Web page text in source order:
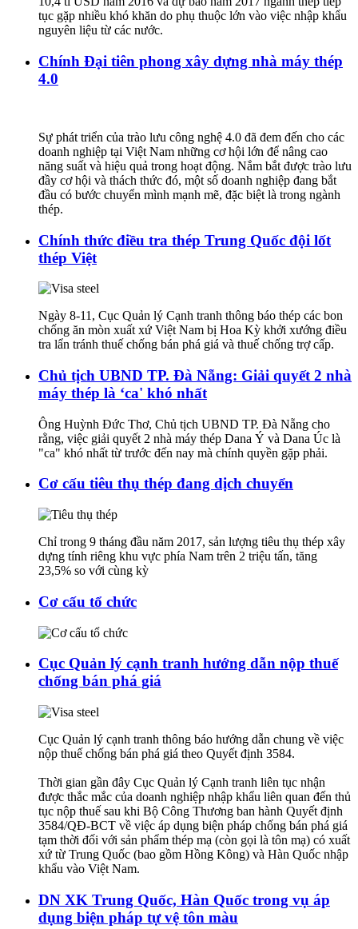
tục gặp nhiều khó khăn do phụ thuộc lớn vào việc nhập khẩu
nguyên liệu từ các nước.
Chính Đại tiên phong xây dựng nhà máy thép
4.0
Sự phát triển của trào lưu công nghệ 4.0 đã đem đến cho các
doanh nghiệp tại Việt Nam những cơ hội lớn để nâng cao
năng suất và hiệu quả trong hoạt động. Nắm bắt được trào lưu
đầy cơ hội và thách thức đó, một số doanh nghiệp đang bắt
đầu có bước chuyển mình mạnh mẽ, đặc biệt là trong ngành
thép.
Chính thức điều tra thép Trung Quốc đội lốt
thép Việt
Ngày 8-11, Cục Quản lý Cạnh tranh thông báo thép các bon
chống ăn mòn xuất xứ Việt Nam bị Hoa Kỳ khởi xướng điều
tra lẩn tránh thuế chống bán phá giá và thuế chống trợ cấp.
Chủ tịch UBND TP. Đà Nẵng: Giải quyết 2 nhà
máy thép là ‘ca' khó nhất
Ông Huỳnh Đức Thơ, Chủ tịch UBND TP. Đà Nẵng cho
rằng, việc giải quyết 2 nhà máy thép Dana Ý và Dana Úc là
"ca" khó nhất từ trước đến nay mà chính quyền gặp phải.
Cơ cấu tiêu thụ thép đang dịch chuyển
Chỉ trong 9 tháng đầu năm 2017, sản lượng tiêu thụ thép xây
dựng tính riêng khu vực phía Nam trên 2 triệu tấn, tăng
23,5% so với cùng kỳ
Cơ cấu tổ chức
Cục Quản lý cạnh tranh hướng dẫn nộp thuế
chống bán phá giá
Cục Quản lý cạnh tranh thông báo hướng dẫn chung về việc
nộp thuế chống bán phá giá theo Quyết định 3584.
Thời gian gần đây Cục Quản lý Cạnh tranh liên tục nhận
được thắc mắc của doanh nghiệp nhập khẩu liên quan đến thủ
tục nộp thuế sau khi Bộ Công Thương ban hành Quyết định
3584/QĐ-BCT về việc áp dụng biện pháp chống bán phá giá
tạm thời đối với sản phẩm thép mạ (còn gọi là tôn mạ) có xuất
xứ từ Trung Quốc (bao gồm Hồng Kông) và Hàn Quốc nhập
khẩu vào Việt Nam.
DN XK Trung Quốc, Hàn Quốc trong vụ áp
dụng biện pháp tự vệ tôn màu